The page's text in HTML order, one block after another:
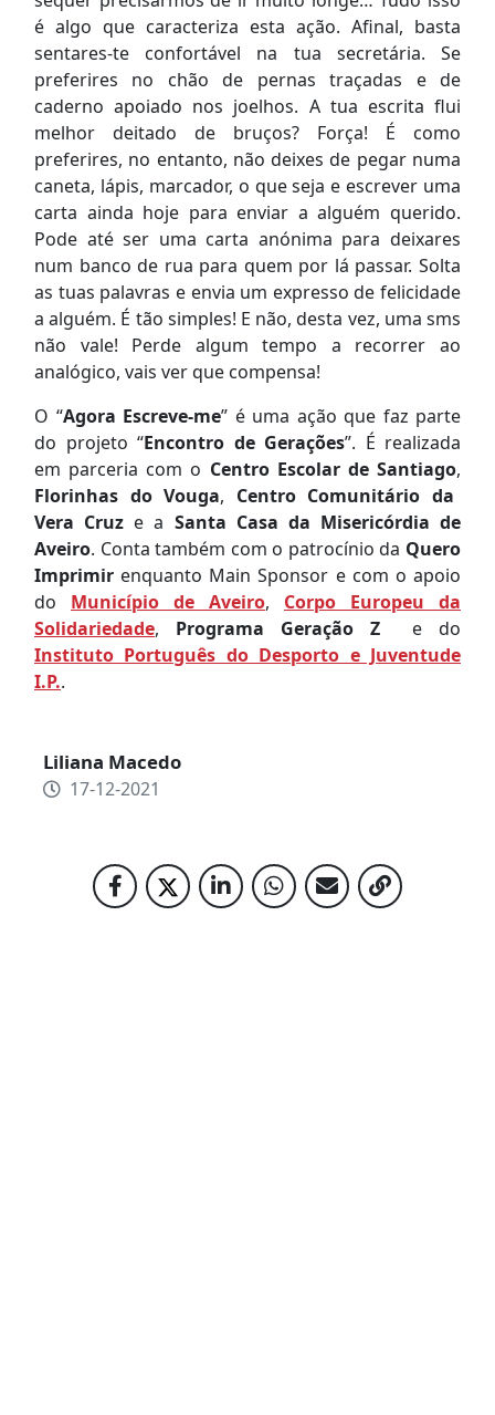
é algo que caracteriza esta ação. Afinal, basta
sentares-te confortável na tua secretária. Se
preferires no chão de pernas traçadas e de
caderno apoiado nos joelhos. A tua escrita flui
melhor deitado de bruços? Força! É como
preferires, no entanto, não deixes de pegar numa
caneta, lápis, marcador, o que seja e escrever uma
carta ainda hoje para enviar a alguém querido.
Pode até ser uma carta anónima para deixares
num banco de rua para quem por lá passar. Solta
as tuas palavras e envia um expresso de felicidade
a alguém. É tão simples! E não, desta vez, uma sms
não vale! Perde algum tempo a recorrer ao
analógico, vais ver que compensa!
O “Agora Escreve-me” é uma ação que faz parte
do projeto “Encontro de Gerações”. É realizada
em parceria com o Centro Escolar de Santiago,
Florinhas do Vouga, Centro Comunitário da
Vera Cruz e a Santa Casa da Misericórdia de
Aveiro. Conta também com o patrocínio da Quero
Imprimir enquanto Main Sponsor e com o apoio
do Município de Aveiro, Corpo Europeu da
Solidariedade, Programa Geração Z e do
Instituto Português do Desporto e Juventude
I.P..
Liliana Macedo
17-12-2021